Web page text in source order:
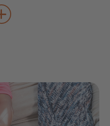
mehr Veranstaltungen